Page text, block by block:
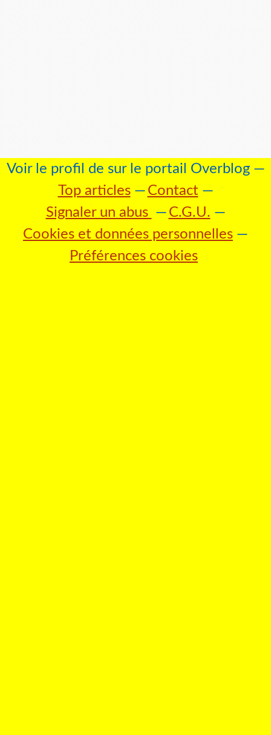
Voir le profil de sur le portail Overblog
Top articles
Contact
Signaler un abus
C.G.U.
Cookies et données personnelles
Préférences cookies